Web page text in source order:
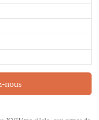
nous